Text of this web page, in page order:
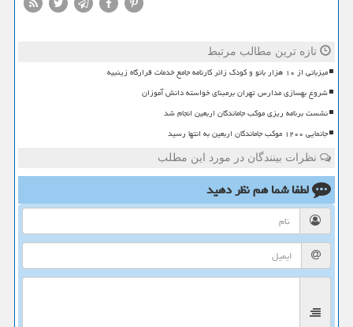
تازه ترین مطالب مرتبط
میزبانی از ۱۰ هزار بانو و کودک زائر کارنامه جامع خدمات قرارگاه زینبیه
شروع بهسازی مدارس تهران برمبنای خواسته دانش آموزان
نشست برنامه ریزی موکب جاماندگان اربعین انجام شد
جانمایی ۱۲۰۰ موکب جاماندگان اربعین به انتها رسید
نظرات بینندگان در مورد این مطلب
لطفا شما همنظر دهید